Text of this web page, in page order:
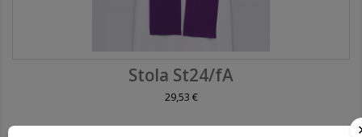
Stola St24/fA
29,53 €